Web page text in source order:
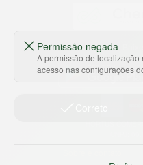
HORTUS
Permissão negada
A permissão de localização
acesso nas configurações